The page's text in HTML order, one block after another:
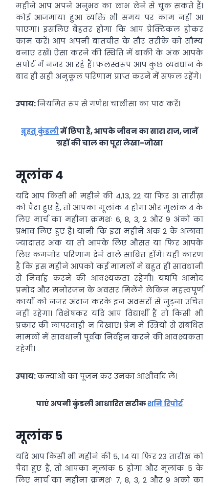
महीने आप अपने अनुभव का लाभ लेने से चूक सकते हैं।
कोई आजमाया हुआ व्यक्ति भी समय पर काम नहीं आ
पाएगा। इसलिए बेहतर होगा कि आप प्रेक्टिकल होकर
काम करें। आप अपनी बातचीत के तौर तरीके को सौम्य
बनाए रखें। ऐसा करने की स्थिति में बाकी के अंक आपके
सपोर्ट में नजर आ रहे हैं। फलस्वरूप आप कुछ व्यवधान के
बाद ही सही अनुकूल परिणाम प्राप्त करने में सफल रहेंगे।
उपाय:नियमित रूप से गणेश चालीसा का पाठ करें।
बृहत् कुंडलीमें छिपा है, आपके जीवन का सारा राज, जानें
ग्रहों की चाल का पूरा लेखा-जोखा
मूलांक 4
यदि आप किसी भी महीने की 4,13, 22 या फिर 31 तारीख़
को पैदा हुए हैं, तो आपका मूलांक 4 होगा और मूलांक 4 के
लिए मार्च का महीना क्रमशः 6, 8, 3, 2 और 9 अंकों का
प्रभाव लिए हुए है। यानी कि इस महीने अंक 2 के अलावा
ज्यादातर अंक या तो आपके लिए औसत या फिर आपके
लिए कमजोर परिणाम देने वाले साबित होंगे। यही कारण
है कि इस महीने आपको कई मामलों में बहुत ही सावधानी
से निर्वाह करने की आवश्यकता रहेगी। यद्यपि आमोद
प्रमोद और मनोरंजन के अवसर मिलेंगे लेकिन महत्वपूर्ण
कार्यों को नजर अंदाज करके इन अवसरों से जुड़ना उचित
नहीं रहेगा। विशेषकर यदि आप विद्यार्थी हैं तो किसी भी
प्रकार की लापरवाही न दिखाएं। प्रेम में स्त्रियों से संबंधित
मामलों में सावधानी पूर्वक निर्वहन करने की आवश्यकता
रहेगी।
उपाय:कन्याओं का पूजन कर उनका आशीर्वाद लें।
पाएं अपनी कुंडली आधारित सटीकशनि रिपोर्ट
मूलांक 5
यदि आप किसी भी महीने की 5, 14 या फिर 23 तारीख को
पैदा हुए हैं, तो आपका मूलांक 5 होगा और मूलांक 5 के
लिए मार्च का महीना क्रमशः 7, 8, 3, 2 और 9 अंकों का